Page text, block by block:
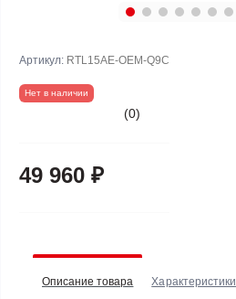
Артикул: RTL15AE-OEM-Q9C
Нет в наличии
(0)
49 960 ₽
Описание товара Характеристики